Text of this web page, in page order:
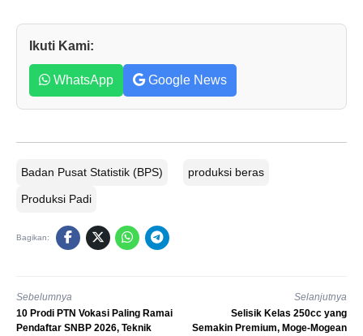
Ikuti Kami:
WhatsApp Google News
Badan Pusat Statistik (BPS) produksi beras
Produksi Padi
Bagikan:
Sebelumnya
10 Prodi PTN Vokasi Paling Ramai
Pendaftar SNBP 2026, Teknik
Selanjutnya
Selisik Kelas 250cc yang
Semakin Premium, Moge-Mogean